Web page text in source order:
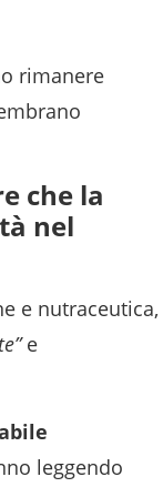
rimanere
che la
nel
e nutraceutica,
e
leggendo